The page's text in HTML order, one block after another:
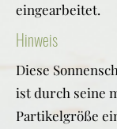
eingearbeitet.
Hinweis
Diese
ist durch seine
Partikelgröße